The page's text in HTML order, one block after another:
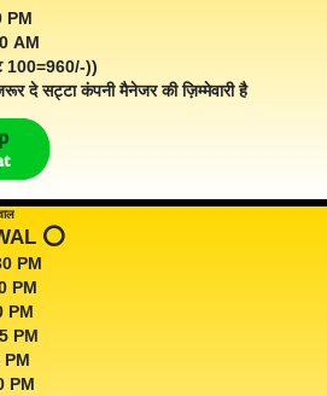
PM
AM
100=960/-))
दे सट्टा कंपनी मैनेजर की ज़िम्मेवारी है
⭕️
PM
PM
PM
PM
PM
PM